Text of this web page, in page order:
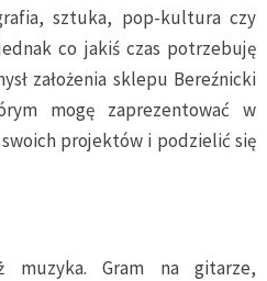
sztuka, pop-kultura czy
co jakiś czas potrzebuję
założenia sklepu Bereźnicki
mogę zaprezentować w
projektów i podzielić się
muzyka. Gram na gitarze,